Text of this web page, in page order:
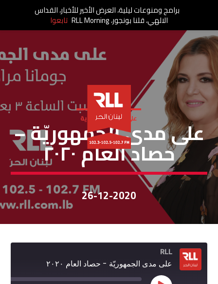
على مدى الجمهورية
على مدى الجمهوريّة –
حصاد العام ٢٠٢٠
26-12-2020
RLL
على مدى الجمهوريّة - حصاد العام ٢٠٢٠
برامج ومنوعات ليلية، العرض الأخير للأخبار، القداس
الالهي، قلنا بونجور، RLL Morning تابعوا